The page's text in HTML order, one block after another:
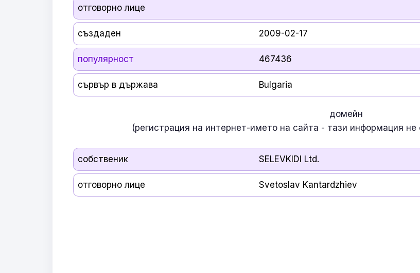
отговорно лице
създаден 2009-02-17
популярност 467436
сървър в държава Bulgaria
домейн
(регистрация на интернет-името на сайта - тази информация не
собственик SELEVKIDI Ltd.
отговорно лице Svetoslav Kantardzhiev